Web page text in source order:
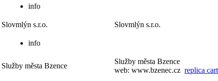
info
Slovmlýn s.r.o. Slovmlýn s.r.o.
info
Služby města Bzence
Služby města Bzence
web: www.bzenec.cz replica